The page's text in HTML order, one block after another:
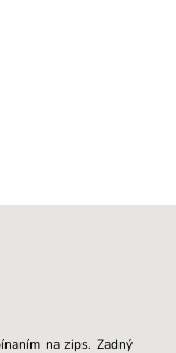
na zips. Zadný